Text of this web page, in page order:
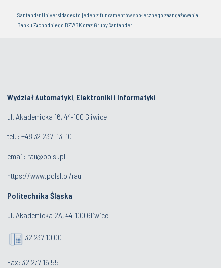
Santander Universidades to jeden z fundamentów społecznego zaangażowania
Banku Zachodniego BZWBK oraz Grupy Santander.
Wydział Automatyki, Elektroniki i Informatyki
ul. Akademicka 16, 44-100 Gliwice
tel. : +48 32 237-13-10
email: rau@polsl.pl
https://www.polsl.pl/rau
Politechnika Śląska
ul. Akademicka 2A, 44-100 Gliwice
32 237 10 00
Fax: 32 237 16 55